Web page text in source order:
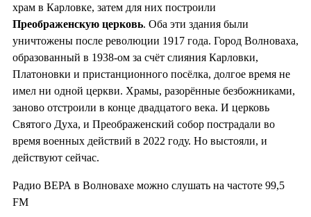
храм в Карловке, затем для них построили
Преображенскую церковь. Оба эти здания были
уничтожены после революции 1917 года. Город Волноваха,
образованный в 1938-ом за счёт слияния Карловки,
Платоновки и пристанционного посёлка, долгое время не
имел ни одной церкви. Храмы, разорённые безбожниками,
заново отстроили в конце двадцатого века. И церковь
Святого Духа, и Преображенский собор пострадали во
время военных действий в 2022 году. Но выстояли, и
действуют сейчас.
Радио ВЕРА в Волновахе можно слушать на частоте 99,5
FM